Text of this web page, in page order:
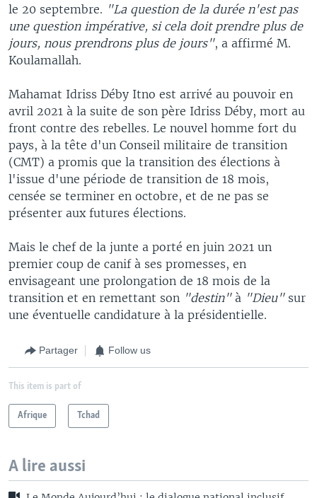
le 20 septembre. "La question de la durée n'est pas
une question impérative, si cela doit prendre plus de
jours, nous prendrons plus de jours", a affirmé M.
Koulamallah.
Mahamat Idriss Déby Itno est arrivé au pouvoir en
avril 2021 à la suite de son père Idriss Déby, mort au
front contre des rebelles. Le nouvel homme fort du
pays, à la tête d'un Conseil militaire de transition
(CMT) a promis que la transition des élections à
l'issue d'une période de transition de 18 mois,
censée se terminer en octobre, et de ne pas se
présenter aux futures élections.
Mais le chef de la junte a porté en juin 2021 un
premier coup de canif à ses promesses, en
envisageant une prolongation de 18 mois de la
transition et en remettant son "destin"à "Dieu"sur
une éventuelle candidature à la présidentielle.
Partager Follow us
This item is part of
Afrique Tchad
A lire aussi